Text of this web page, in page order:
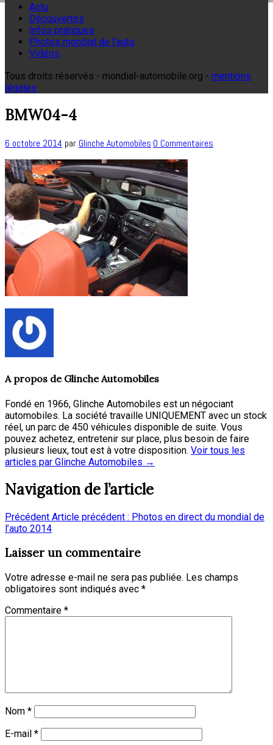
Actu
Découvertes
Infos pratiques
Photos mondial de l'auto
Vidéos
Tous droits réservés - mondial-automobile.org - mentions
légales
BMW04-4
6 octobre 2014 par Glinche Automobiles·0 Commentaires
A propos de Glinche Automobiles
Fondé en 1966, Glinche Automobiles est un négociant
automobiles. La société travaille UNIQUEMENT avec un stock
réel, un parc de 450 véhicules disponible de suite. Vous
pouvez achetez, entretenir sur place, plus besoin de faire
plusieurs lieux, tout est à votre disposition. Voir tous les
articles par Glinche Automobiles →
Navigation de l’article
Précédent Article précédent : Photos en direct du mondial de
l’auto 2014
Laisser un commentaire
Votre adresse e-mail ne sera pas publiée. Les champs
obligatoires sont indiqués avec *
Commentaire *
Nom *
E-mail *